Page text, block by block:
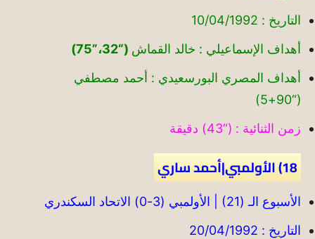
التاريخ : 10/04/1992
أهداف الإسماعيلي : خالد القماش (“32،”75)
أهداف المصري البورسعيدي : أحمد مصطفي
(“90+5)
زمن الثنائية : (“43) دقيقة
18) الأولمبي|أحمد ساري
الأسبوع الـ (21) | الأولمبي (3-0) الاتحاد السكندري
التاريخ : 20/04/1992